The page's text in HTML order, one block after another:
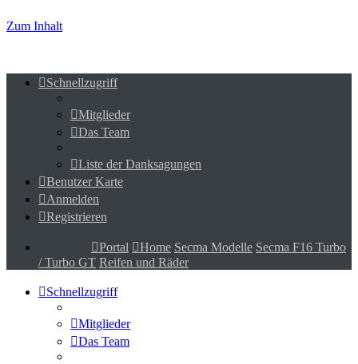
Zum Inhalt
Schnellzugriff
Mitglieder
Das Team
Liste der Danksagungen
Benutzer Karte
Anmelden
Registrieren
Portal Home Secma Modelle Secma F16 Turbo
/ Turbo GT Reifen und Räder
Schnellzugriff
Mitglieder
Das Team